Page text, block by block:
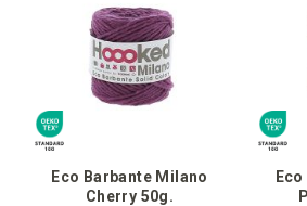
Eco Barbante Milano
Cherry 50g.